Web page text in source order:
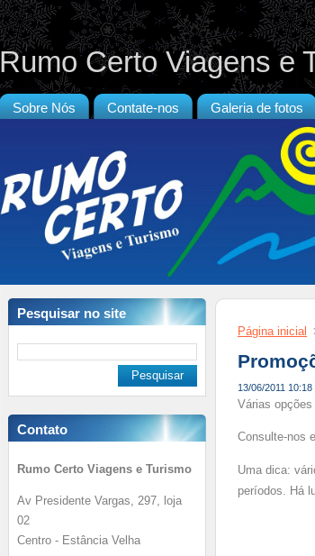
Rumo Certo Viagens e
Sobre Nós Contate-nos Galeria de fotos
Pesquisar no site
Contato
Rumo Certo Viagens e Turismo
Av Presidente Vargas, 297, loja
02
Centro - Estância Velha
Página inicial
13/06/2011 10:18
Várias
Consulte-nos
Uma dica:
períodos. Há